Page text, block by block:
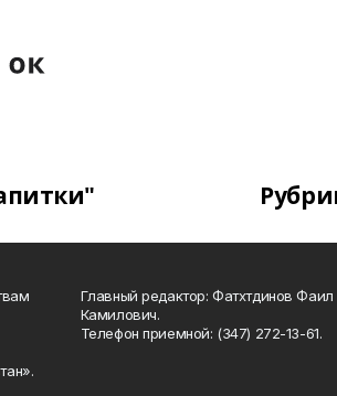
Главный редактор: Фатхтдинов Фаил
Камилович.
Телефон приемной: (347) 272-13-61.